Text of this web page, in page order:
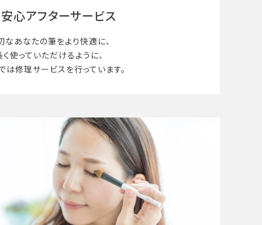
安心アフターサービス
なあなたの筆をより快適に、
く使って いただけるように、
は修理サービスを行っています。